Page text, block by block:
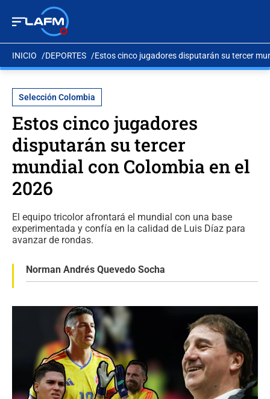
INICIO DEPORTES Estos cinco jugadores disputarán su tercer
Selección Colombia
Estos cinco jugadores
disputarán su tercer
mundial con Colombia en el
2026
El equipo tricolor afrontará el mundial con una base
experimentada y confía en la calidad de Luis Díaz para
avanzar de rondas.
Norman Andrés Quevedo Socha